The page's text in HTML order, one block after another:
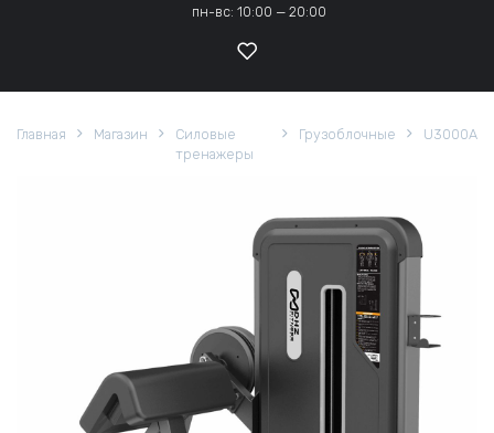
пн-вс: 10:00 — 20:00
Главная Магазин
Силовые
тренажеры
Грузоблочные U3000A